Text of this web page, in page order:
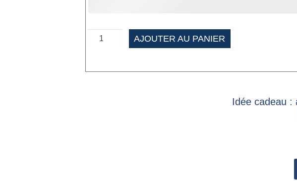
AJOUTER AU PANIER
Idée cadeau :